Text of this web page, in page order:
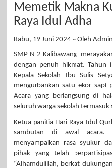
Memetik Makna
Raya Idul Adha
Rabu, 19 Juni 2024 ~ Oleh
SMP N 2 Kalibawang
dengan penuh hikmat. Tahun
Kepala Sekolah Ibu Sulis
mengurbankan satu ekor sapi
Acara yang berlangsung di
seluruh warga sekolah termasuk
Ketua panitia Hari Raya Idul
sambutan di awal acara.
menyampaikan rasa syukur
pihak yang telah
“Alhamdulillah, berkat